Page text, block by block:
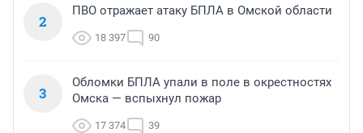
2
ПВО отражает атаку БПЛА в Омской области
18 397 90
3
Обломки БПЛА упали в поле в окрестностях
Омска — вспыхнул пожар
17 374 39